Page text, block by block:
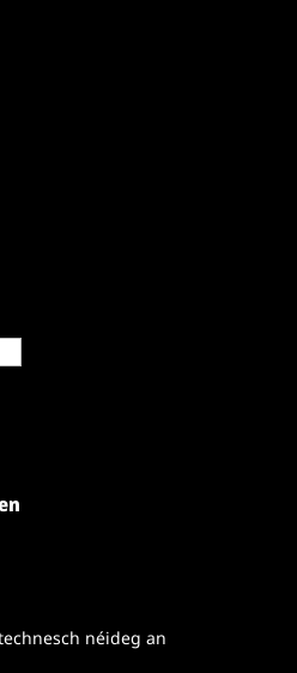
néideg an